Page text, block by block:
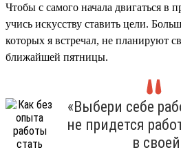
Чтобы с самого начала двигаться в
учись искусству ставить цели.
которых я встречал, не планируют
ближайшей пятницы.
«Выбери себе
не придется
в